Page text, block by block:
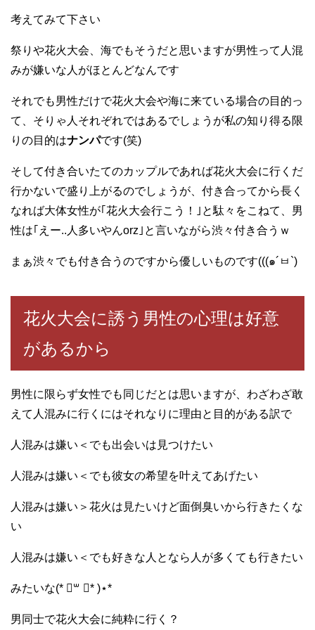
考えてみて下さい
祭りや花火大会、海でもそうだと思いますが男性って人混
みが嫌いな人がほとんどなんです
それでも男性だけで花火大会や海に来ている場合の目的っ
て、そりゃ人それぞれではあるでしょうが私の知り得る限
りの目的はナンパです(笑)
そして付き合いたてのカップルであれば花火大会に行くだ
行かないで盛り上がるのでしょうが、付き合ってから長く
なれば大体女性が｢花火大会行こう！｣と駄々をこねて、男
性は｢えー..人多いやんorz｣と言いながら渋々付き合うｗ
まぁ渋々でも付き合うのですから優しいものです(((๑´ㅂ`)
花火大会に誘う男性の心理は好意
があるから
男性に限らず女性でも同じだとは思いますが、わざわざ敢
えて人混みに行くにはそれなりに理由と目的がある訳で
人混みは嫌い＜でも出会いは見つけたい
人混みは嫌い＜でも彼女の希望を叶えてあげたい
人混みは嫌い＞花火は見たいけど面倒臭いから行きたくな
い
人混みは嫌い＜でも好きな人となら人が多くても行きたい
みたいな(* ॑꒳ ॑* )⋆*
男同士で花火大会に純粋に行く？